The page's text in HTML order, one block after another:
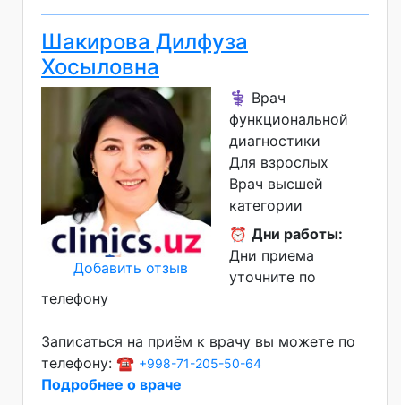
Шакирова Дилфуза
Хосыловна
Добавить отзыв
⚕️ Врач
функциональной
диагностики
Для взрослых
Врач высшей
категории
⏰ Дни работы:
Дни приема
уточните по
телефону
Записаться на приём к врачу вы можете по
телефону: ☎️ +998-71-205-50-64
Подробнее о враче